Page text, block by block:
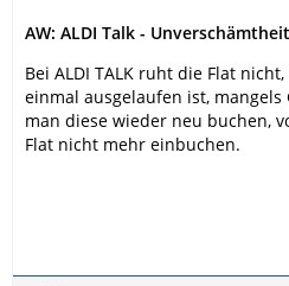
AW: ALDI Talk -
Bei ALDI TALK ruht die Flat
einmal ausgelaufen ist, mangels
man diese wieder neu buchen,
Flat nicht mehr einbuchen.